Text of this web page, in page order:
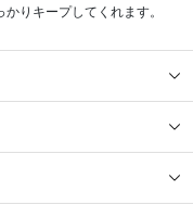
りキープしてくれます。